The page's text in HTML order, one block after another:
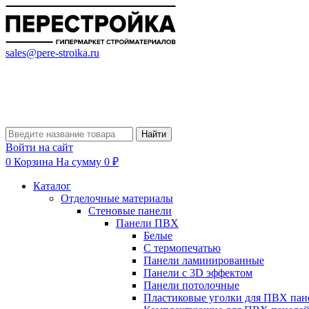
sales@pere-stroika.ru
Найти
Войти на сайт
0 Корзина На сумму 0 ₽
Каталог
Отделочные материалы
Стеновые панели
Панели ПВХ
Белые
С термопечатью
Панели ламинированные
Панели с 3D эффектом
Панели потолочные
Пластиковые уголки для ПВХ